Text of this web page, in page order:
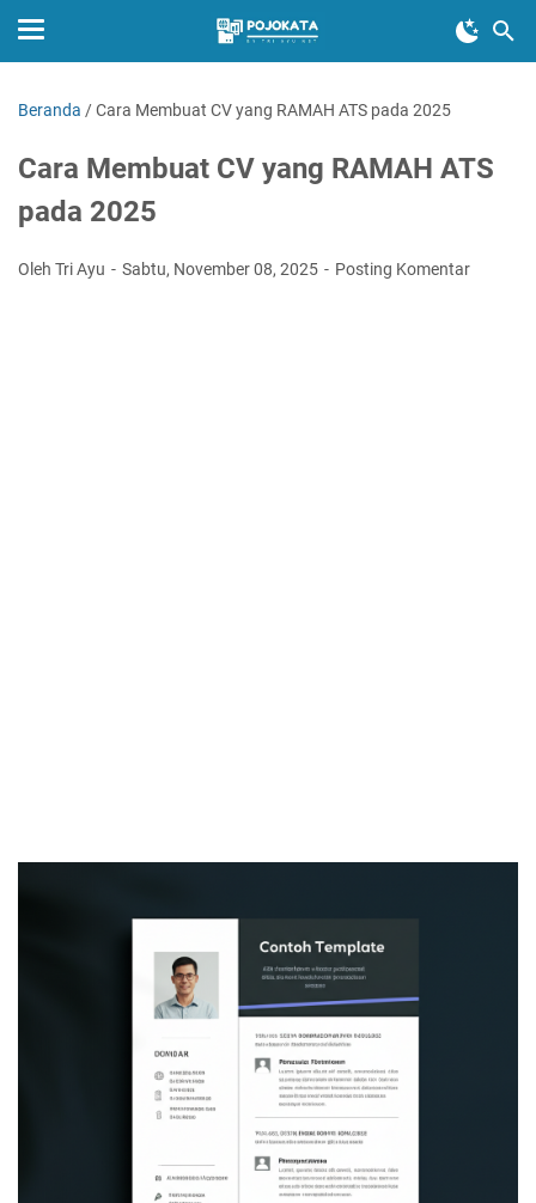
Beranda /Cara Membuat CV yang RAMAH ATS pada 2025
Cara Membuat CV yang RAMAH ATS
pada 2025
Oleh Tri Ayu Sabtu, November 08, 2025 Posting Komentar